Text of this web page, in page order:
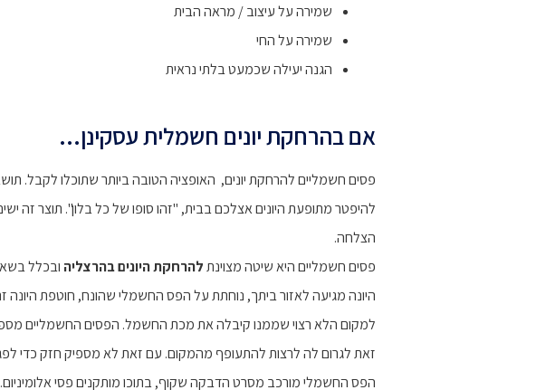
שמירה על עיצוב / מראה הבית
שמירה על החי
הגנה יעילה שכמעט בלתי נראית
אם בהרחקת יונים חשמלית עסקינן...
פסים חשמליים להרחקת יונים, האופציה הטובה ביותר שתוכלו לקבל.
להיפטר מתופעת היונים אצלכם בבית, "זהו סופו של כל בלון". תוצר זה
הצלחה.
פסים חשמליים היא שיטה מצוינתלהרחקת היונים בהרצליה ובכלל
היונה מגיעה לאזור ביתך, נוחתת על הפס החשמלי שהונח, חוטפת
למקום הלא רצוי שממנו קיבלה את מכת החשמל. הפסים החשמליים
זאת לגרום לה לרצות להתעופף מהמקום. עם זאת לא מספיק חזק כדי
הפס החשמלי מורכב מסרט הדבקה שקוף, בתוכו מותקנים פסי אלומיניום.